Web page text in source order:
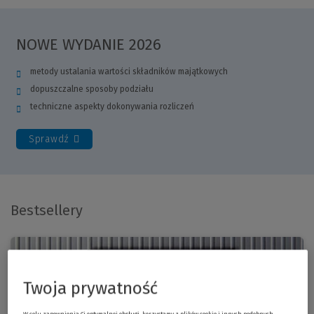
NOWE WYDANIE 2026
metody ustalania wartości składników majątkowych
dopuszczalne sposoby podziału
techniczne aspekty dokonywania rozliczeń
Sprawdź
Bestsellery
Twoja prywatność